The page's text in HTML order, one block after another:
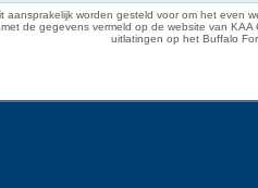
aansprakelijk worden gesteld voor om het even
de gegevens vermeld op de website van
uitlatingen op het Buffalo